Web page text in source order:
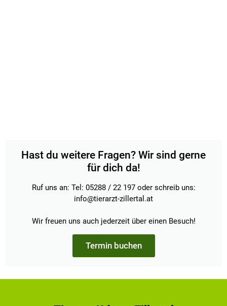
Hast du weitere Fragen? Wir sind gerne
für dich da!
Ruf uns an: Tel: 05288 / 22 197 oder schreib uns:
info@tierarzt-zillertal.at
Wir freuen uns auch jederzeit über einen Besuch!
Termin buchen